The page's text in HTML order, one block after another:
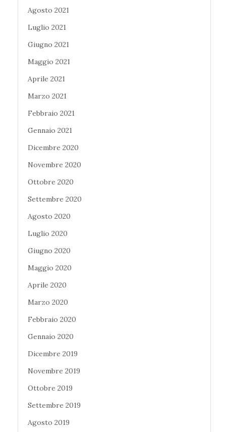
Agosto 2021
Luglio 2021
Giugno 2021
Maggio 2021
Aprile 2021
Marzo 2021
Febbraio 2021
Gennaio 2021
Dicembre 2020
Novembre 2020
Ottobre 2020
Settembre 2020
Agosto 2020
Luglio 2020
Giugno 2020
Maggio 2020
Aprile 2020
Marzo 2020
Febbraio 2020
Gennaio 2020
Dicembre 2019
Novembre 2019
Ottobre 2019
Settembre 2019
Agosto 2019